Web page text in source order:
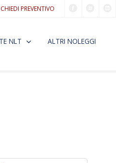
CHIEDI PREVENTIVO
NLT ALTRI NOLEGGI